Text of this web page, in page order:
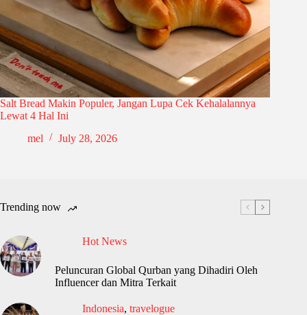
Salt Bread Makin Populer, Jangan Lupa Cek Kehalalannya
Lewat 4 Hal Ini
mel
July 28, 2026
Trending now
Hot News
Peluncuran Global Qurban yang Dihadiri Oleh
Influencer dan Mitra Terkait
Indonesia, travelogue